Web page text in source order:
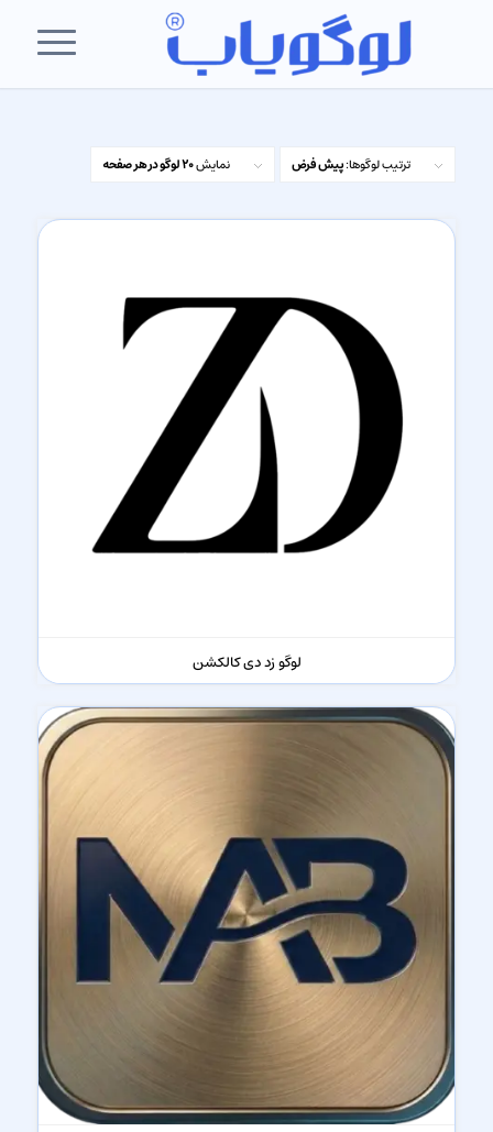
ترتیب لوگوها:پیش فرض نمایش20 لوگو در هر صفحه
لوگو زد دی کالکشن